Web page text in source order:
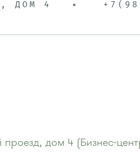
ДОМ 4
дом 4 (Бизнес-